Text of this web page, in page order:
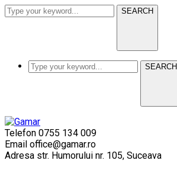
SEARCH
SEARCH
Telefon 0755 134 009
Email office@gamar.ro
Adresa str. Humorului nr. 105, Suceava